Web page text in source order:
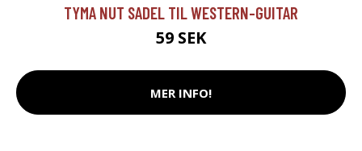
TYMA NUT SADEL TIL WESTERN-GUITAR
59 SEK
MER INFO!